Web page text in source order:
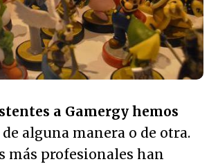
a Gamergy hemos
de alguna manera o de otra.
más profesionales han